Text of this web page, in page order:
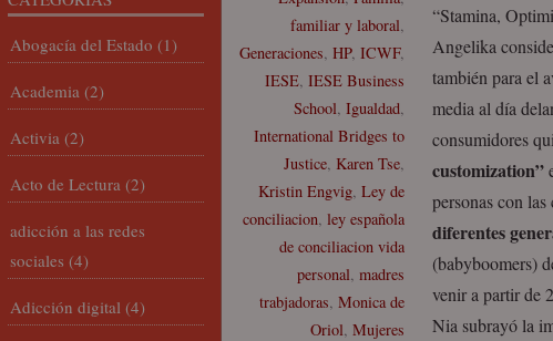
familiar y laboral,
Generaciones, HP, ICWF,
IESE, IESE Business
School, Igualdad,
International Bridges to
Justice, Karen Tse,
Kristin Engvig, Ley de
conciliacion, ley española
de conciliacion vida
personal, madres
trabjadoras, Monica de
Oriol, Mujeres
“Stamina,
Angelika
también para el
media al día
consumidores
customization”
personas con
diferentes
(babyboomers)
venir a partir de
Nia subrayó la
Abogacía del Estado (1)
Academia (2)
Activia (2)
Acto de Lectura (2)
adicción a las redes
sociales (4)
Adicción digital (4)